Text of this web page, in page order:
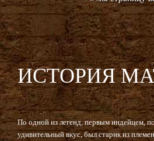
ИСТОРИЯ
По одной из легенд, первым индейцем,
удивительный вкус, был старик из